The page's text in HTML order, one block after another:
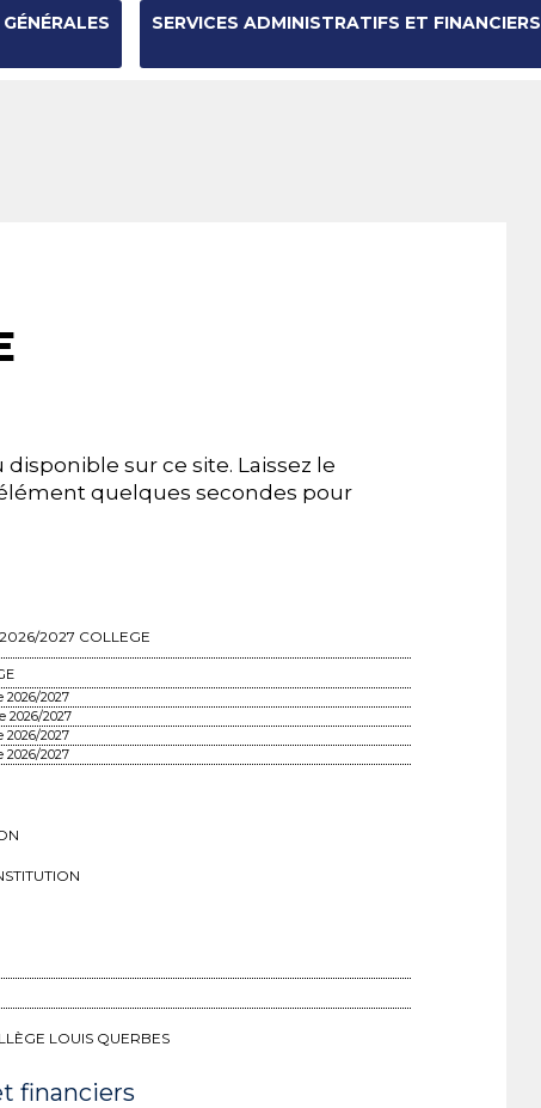
SERVICES ADMINISTRATIFS ET FINANCIERS
sur ce site. Laissez le
quelques secondes pour
2027 COLLEGE
2026/2027
2026/2027
2026/2027
2026/2027
LOUIS QUERBES
financiers